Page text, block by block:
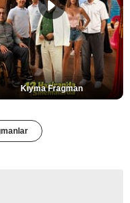
Kıyma Fragman